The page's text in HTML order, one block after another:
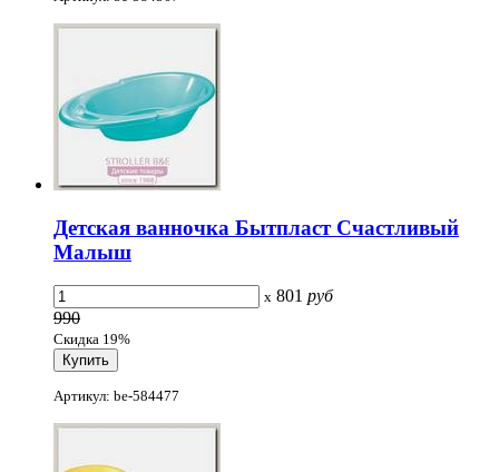
Детская ванночка Бытпласт Счастливый
Малыш
x 801 руб
990
Скидка 19%
Артикул: be-584477